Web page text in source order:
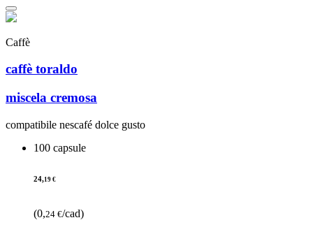
Caffè
caffè toraldo
miscela cremosa
compatibile nescafé dolce gusto
100 capsule
24,19 €
(0,24 €/cad)